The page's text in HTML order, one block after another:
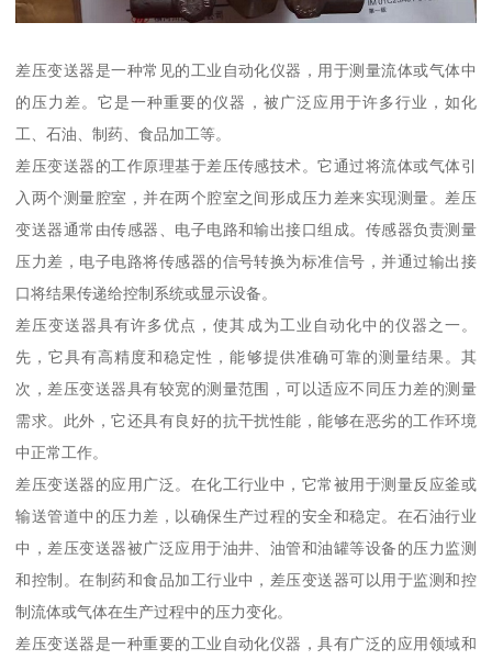
差压变送器是一种常见的工业自动化仪器，用于测量流体或气体中
的压力差。它是一种重要的仪器，被广泛应用于许多行业，如化
工、石油、制药、食品加工等。
差压变送器的工作原理基于差压传感技术。它通过将流体或气体引
入两个测量腔室，并在两个腔室之间形成压力差来实现测量。差压
变送器通常由传感器、电子电路和输出接口组成。传感器负责测量
压力差，电子电路将传感器的信号转换为标准信号，并通过输出接
口将结果传递给控制系统或显示设备。
差压变送器具有许多优点，使其成为工业自动化中的仪器之一。
先，它具有高精度和稳定性，能够提供准确可靠的测量结果。其
次，差压变送器具有较宽的测量范围，可以适应不同压力差的测量
需求。此外，它还具有良好的抗干扰性能，能够在恶劣的工作环境
中正常工作。
差压变送器的应用广泛。在化工行业中，它常被用于测量反应釜或
输送管道中的压力差，以确保生产过程的安全和稳定。在石油行业
中，差压变送器被广泛应用于油井、油管和油罐等设备的压力监测
和控制。在制药和食品加工行业中，差压变送器可以用于监测和控
制流体或气体在生产过程中的压力变化。
差压变送器是一种重要的工业自动化仪器，具有广泛的应用领域和